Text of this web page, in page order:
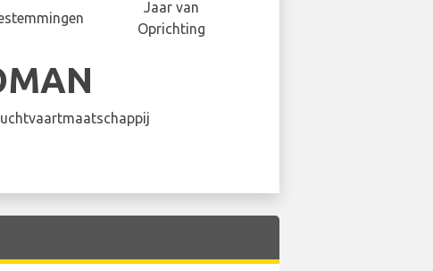
Jaar van
Oprichting